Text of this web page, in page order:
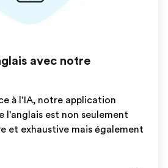
avec notre
à l'IA, notre application
l'anglais est non seulement
et exhaustive mais également